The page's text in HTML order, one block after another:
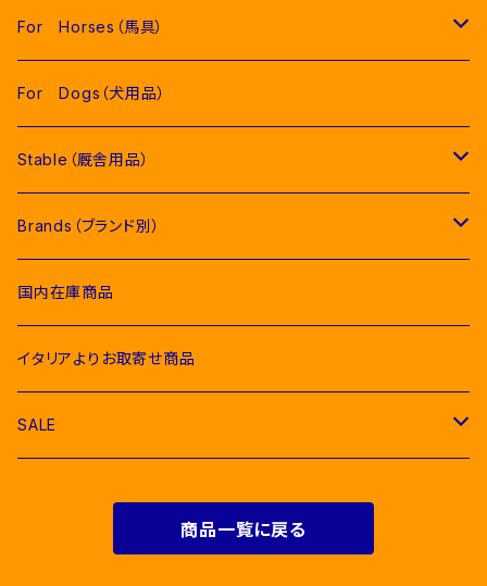
Men（男性用衣類）
Competition Jackets（競技用ジャケット）
Competition Shirts（競技用シャツ）
Bomber & Vest（アウター、ベスト）
Women（女性用衣類）
Competition Jackets（競技用ジャケット）
Competition Shirts（競技用シャツ）
Young Riders（ジュニア用衣類）
Competition Jackets（競技用ジャケット）
Competition Shirts（競技用シャツ）
Bomber & Vest（アウター、ベスト）
Socks & Ties（ソックス、ネクタイ類）
Socks（ソックス）
Ties（ネクタイ類）
Raincoats（レインコート）
Body Protector（ボディプロテクター）
Belts（ベルト）
Men & Women（大人用）
Foot Wear（乗馬用ブーツ類）
For Horses（馬具）
Pads（ゼッケン、パッド類）
Jumping Pads（障害馬術用ゼッケン）
Dressage Pads（馬場馬術用ゼッケン）
Fly Veils（イヤーネット類）
Bridles＆ Accesories （頭絡、手綱）
Bit（ハミ）
Halter & Lead rope（無口、曳き手）
Rugs & Neck Cover（馬着）
Girth Saver（腹帯）
For Dogs（犬用品）
Stable（厩舎用品）
COMPETITION EQUIPMENT(競技会用品）
Stable Curtains（厩舎かけ）
Bags（バッグ類）
Horse Care（お手入れ用品）
Combs and Brushes（ブラシ）
Brands（ブランド別）
Acavallo（アカバロ）
EGO７（エゴセブン）
EQUICOMFORT(エクイコンフォート）
HKM（エイチケーエム）
国内在庫商品
イタリアよりお取寄せ商品
SALE
Men（男性用衣類）
For Horses(馬具）
商品一覧に戻る